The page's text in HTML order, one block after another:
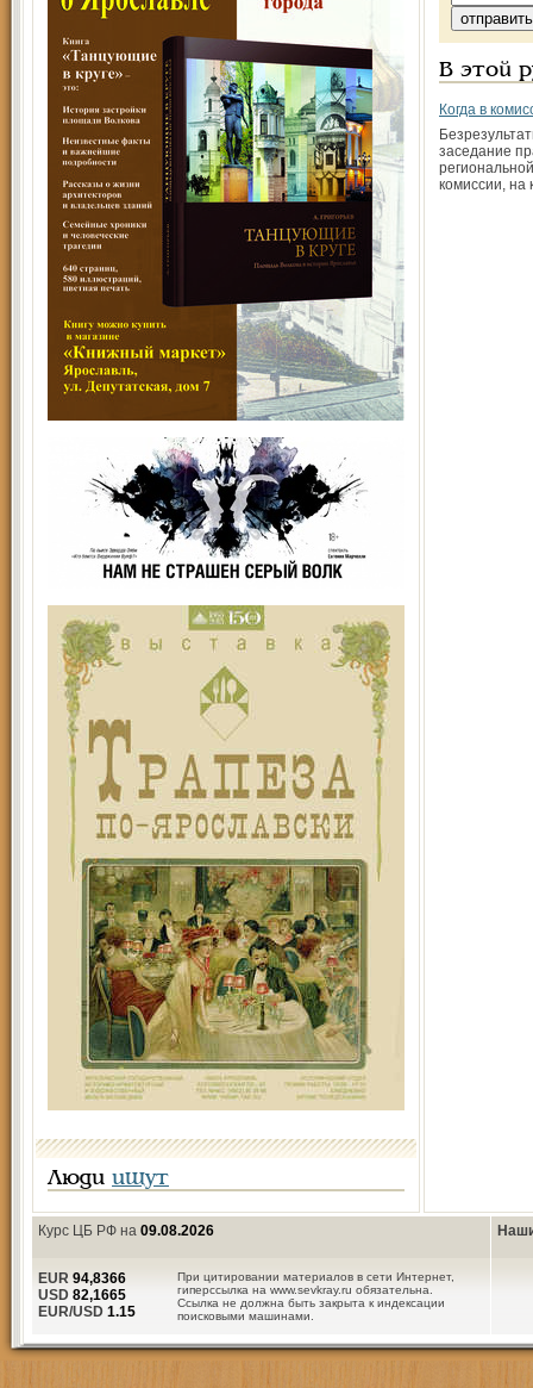
Люди ищут
В этой
Когда в
заседание
комиссии, на
Курс ЦБ РФ на 09.08.2026
При цитировании материалов в сети Интернет,
гиперссылка на www.sevkray.ru обязательна.
Ссылка не должна быть закрыта к индексации
поисковыми машинами.
EUR 94,8366
USD 82,1665
EUR/USD 1.15